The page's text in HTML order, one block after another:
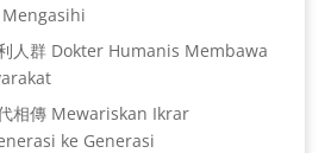
人群 Dokter Humanis Membawa
相傳 Mewariskan Ikrar
ke Generasi